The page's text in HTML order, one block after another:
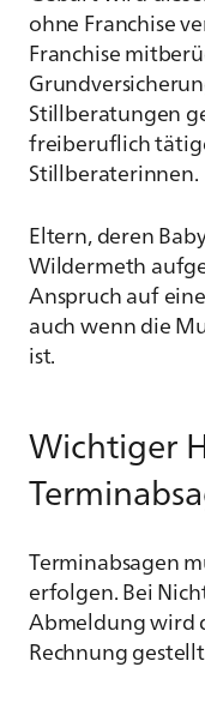
ohne Franchise
Franchise
Stillberatungen
freiberuflich
Stillberaterinnen.
Eltern, deren
Wildermeth
Anspruch auf
auch wenn die
ist.
Wichtiger
Terminabsagen
erfolgen. Bei
Abmeldung wird
Rechnung gestellt